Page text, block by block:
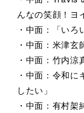
んなの笑顔！ヨ
・中面：「いろ
・中面：米津玄
・中面：竹内涼
・中面：令和
したい」
・中面：有村架